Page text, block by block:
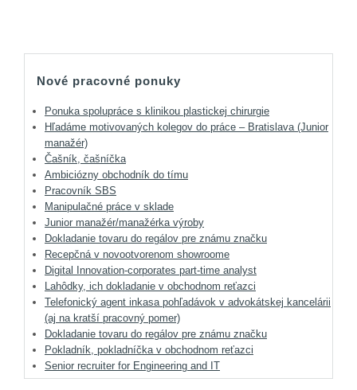
Nové pracovné ponuky
Ponuka spolupráce s klinikou plastickej chirurgie
Hľadáme motivovaných kolegov do práce – Bratislava (Junior
manažér)
Čašník, čašníčka
Ambiciózny obchodník do tímu
Pracovník SBS
Manipulačné práce v sklade
Junior manažér/manažérka výroby
Dokladanie tovaru do regálov pre známu značku
Recepčná v novootvorenom showroome
Digital Innovation-corporates part-time analyst
Lahôdky, ich dokladanie v obchodnom reťazci
Telefonický agent inkasa pohľadávok v advokátskej kancelárii
(aj na kratší pracovný pomer)
Dokladanie tovaru do regálov pre známu značku
Pokladník, pokladníčka v obchodnom reťazci
Senior recruiter for Engineering and IT